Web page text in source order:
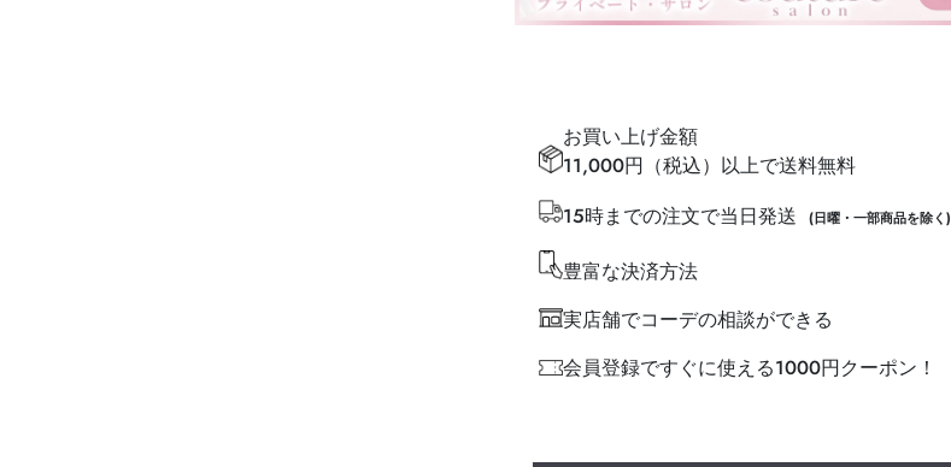
お買い上げ金額
11,000円（税込）以上で送料無料
15時までの注文で当日発送
(日曜・一部商品を除く)
豊富な決済方法
実店舗でコーデの相談ができる
会員登録ですぐに使える1000円クーポン！